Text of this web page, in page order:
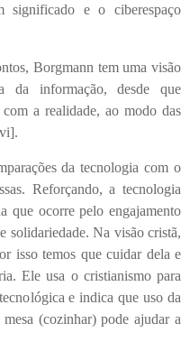
significado e o ciberespaço
Borgmann tem uma visão
da informação, desde que
a realidade, ao modo das
.
da tecnologia com o
Reforçando, a tecnologia
que ocorre pelo engajamento
solidariedade. Na visão cristã,
isso temos que cuidar dela e
Ele usa o cristianismo para
e indica que uso da
(cozinhar) pode ajudar a